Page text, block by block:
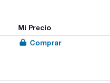
Mi Precio
Comprar